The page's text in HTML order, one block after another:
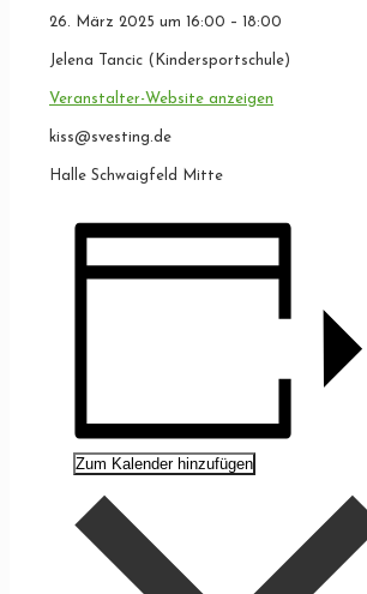
26. März 2025 um 16:00 – 18:00
Jelena Tancic (Kindersportschule)
Veranstalter-Website anzeigen
kiss@svesting.de
Halle Schwaigfeld Mitte
Zum Kalender hinzufügen